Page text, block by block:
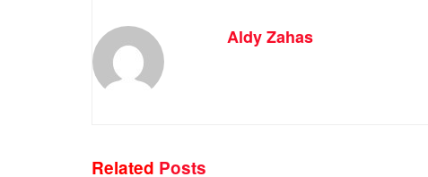
Aldy Zahas
Related Posts